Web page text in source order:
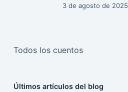
3 de agosto de 2025
Todos los cuentos
Últimos artículos del blog